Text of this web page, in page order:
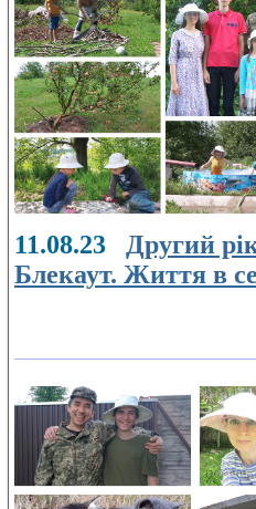
11.08.23 Другий
Блекаут. Життя в